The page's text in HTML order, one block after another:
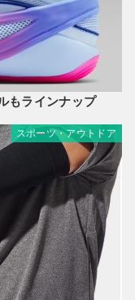
もラインナップ
スポーツ・アウトドア